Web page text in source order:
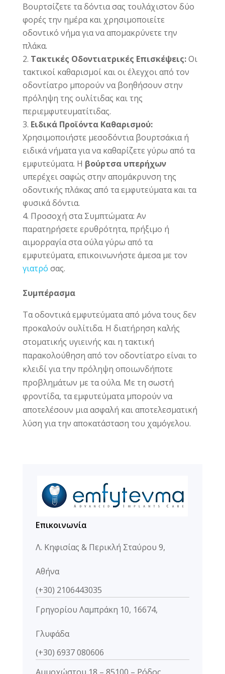
Βουρτσίζετε τα δόντια σας τουλάχιστον δύο
φορές την ημέρα και χρησιμοποιείτε
οδοντικό νήμα για να απομακρύνετε την
πλάκα.
Τακτικές Οδοντιατρικές Επισκέψεις:Οι
τακτικοί καθαρισμοί και οι έλεγχοι από τον
οδοντίατρο μπορούν να βοηθήσουν στην
πρόληψη της ουλίτιδας και της
περιεμφυτευματίτιδας.
Ειδικά Προϊόντα Καθαρισμού:
Χρησιμοποιήστε μεσοδόντια βουρτσάκια ή
ειδικά νήματα για να καθαρίζετε γύρω από τα
εμφυτεύματα. Η βούρτσα υπερήχων
υπερέχει σαφώς στην απομάκρυνση της
οδοντικής πλάκας από τα εμφυτεύματα και τα
φυσικά δόντια.
Προσοχή στα Συμπτώματα: Αν
παρατηρήσετε ερυθρότητα, πρήξιμο ή
αιμορραγία στα ούλα γύρω από τα
εμφυτεύματα, επικοινωνήστε άμεσα με τον
γιατρό σας.
Συμπέρασμα
Τα οδοντικά εμφυτεύματα από μόνα τους δεν
προκαλούν ουλίτιδα. Η διατήρηση καλής
στοματικής υγιεινής και η τακτική
παρακολούθηση από τον οδοντίατρο είναι το
κλειδί για την πρόληψη οποιωνδήποτε
προβλημάτων με τα ούλα. Με τη σωστή
φροντίδα, τα εμφυτεύματα μπορούν να
αποτελέσουν μια ασφαλή και αποτελεσματική
λύση για την αποκατάσταση του χαμόγελου.
Επικοινωνία
Λ. Κηφισίας & Περικλή Σταύρου 9,
Αθήνα
(+30) 2106443035
Γρηγορίου Λαμπράκη 10, 16674,
Γλυφάδα
(+30) 6937 080606